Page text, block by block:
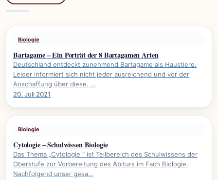
Biologie
Bartagame – Ein Porträt der 8 Bartagamen Arten
Deutschland entdeckt zunehmend Bartagame als Haustiere.
Leider informiert sich nicht jeder ausreichend und vor der
Anschaffung über diese. …
20. Juli 2021
Biologie
Cytologie – Schulwissen Biologie
Das Thema „Cytologie “ ist Teilbereich des Schulwissens der
Oberstufe zur Vorbereitung des Abiturs im Fach Biologie.
Nachfolgend unser gesa…